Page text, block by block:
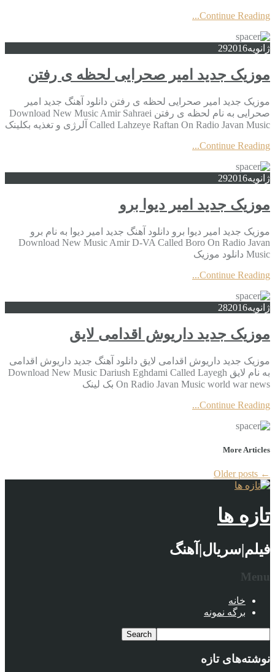
Continue Reading...
ژانویه 292016
موزیک جدید امیر صحرایی لحظه ی رفتن
موزیک جدید امیر صحرایی لحظه ی رفتن دانلود آهنگ جدید امیر
صحرایی به نام لحظه ی رفتن Download New Music Amir Sahraei
Called Lahzeye Raftan On Radio Javan Music آلرژی و تغذیه بکلینک
Continue Reading...
ژانویه 292016
موزیک جدید امیر دیوا برو
موزیک جدید امیر دیوا برو دانلود آهنگ جدید امیر دیوا به نام برو
Download New Music Amir D-VA Called Boro On Radio Javan
Music دانلود موزیک
Continue Reading...
ژانویه 282016
موزیک جدید داریوش اقدامی لایق
موزیک جدید داریوش اقدامی لایق دانلود آهنگ جدید داریوش اقدامی
به نام لایق Download New Music Dariush Eghdami Called Layegh
On Radio Javan Music world war news بک لینک
Continue Reading...
More Articles
←
تازه ها
فیلم|سریال|آهنگ
Menu
خانه
برگه نمونه
نوشته‌های تازه